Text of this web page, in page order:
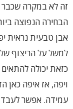
זה לא במקרה שכבר
הבחירה הנפוצה
אבן טבעית נראית
למשל על הריצוף
כזאת יכולה
ויפה, אז איפה כאן
עמידה. אפשר